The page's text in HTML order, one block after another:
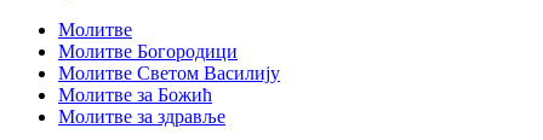
Молитве
Молитве Богородици
Молитве Светом Василију
Молитве за Божић
Молитве за здравље